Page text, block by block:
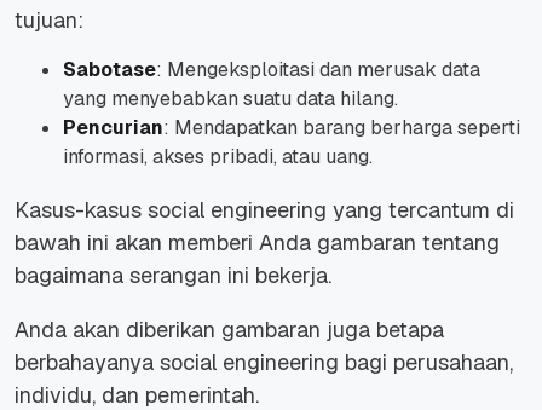
tujuan:
Sabotase: Mengeksploitasi dan merusak data
yang menyebabkan suatu data hilang.
Pencurian: Mendapatkan barang berharga seperti
informasi, akses pribadi, atau uang.
Kasus-kasus social engineering yang tercantum di
bawah ini akan memberi Anda gambaran tentang
bagaimana serangan ini bekerja.
Anda akan diberikan gambaran juga betapa
berbahayanya social engineering bagi perusahaan,
individu, dan pemerintah.